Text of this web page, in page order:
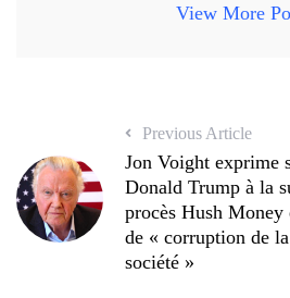
View More
Previous Article
Jon Voight exprime
Donald Trump à la
procès Hush
de « corruption de
société »